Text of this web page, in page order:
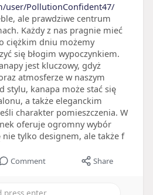
user/PollutionConfident47/
ale prawdziwe centrum
Każdy z nas pragnie mieć
ciężkim dniu możemy
się błogim wypoczynkiem.
jest kluczowy, gdyż
atmosferze w naszym
stylu, kanapa może stać się
a także eleganckim
charakter pomieszczenia. W
oferuje ogromny wybór
tylko designem, ale także f
Comment Share